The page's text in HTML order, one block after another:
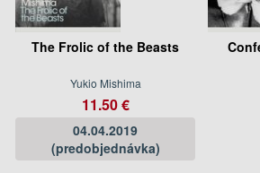
The Frolic of the Beasts
Yukio Mishima
11.50 €
04.04.2019
(predobjednávka)